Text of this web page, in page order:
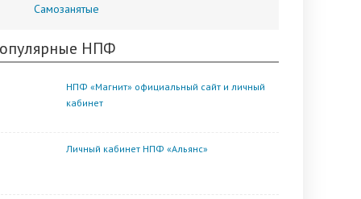
Самозанятые
НПФ
НПФ «Магнит» официальный сайт и личный
кабинет
Личный кабинет НПФ «Альянс»